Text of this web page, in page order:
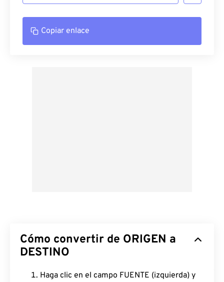
Copiar enlace
Cómo convertir de ORIGEN a
DESTINO
Haga clic en el campo FUENTE (izquierda) y